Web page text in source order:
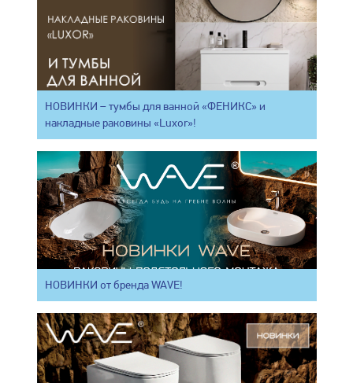
НОВИНКИ – тумбы для ванной «ФЕНИКС» и
накладные раковины «Luxor»!
НОВИНКИ от бренда WAVE!